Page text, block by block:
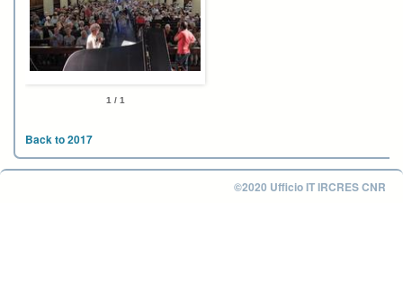
1 / 1
Back to 2017
©2020 Ufficio IT IRCRES CNR